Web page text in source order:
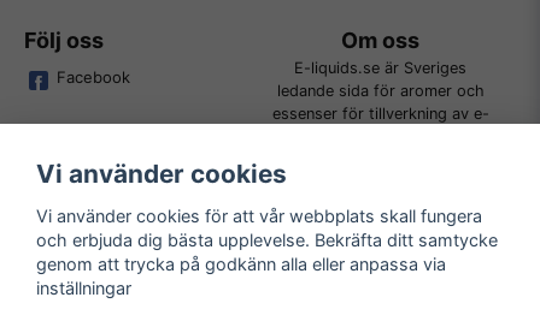
Följ oss
Facebook
Om oss
E-liquids.se är Sveriges
ledande sida för aromer och
essenser för tillverkning av e-
Kundtjänst
Tveka inte att kontakta oss på
order@e-liquids.se om du har
Läs mer
Vi använder cookies
Vi använder cookies för att vår webbplats skall fungera
och erbjuda dig bästa upplevelse. Bekräfta ditt samtycke
genom att trycka på godkänn alla eller anpassa via
inställningar